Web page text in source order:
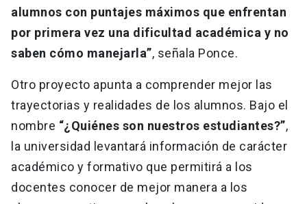
alumnos con puntajes máximos que enfrentan
por primera vez una dificultad académica y no
saben cómo manejarla”, señala Ponce.
Otro proyecto apunta a comprender mejor las
trayectorias y realidades de los alumnos. Bajo el
nombre “¿Quiénes son nuestros estudiantes?”,
la universidad levantará información de carácter
académico y formativo que permitirá a los
docentes conocer de mejor manera a los